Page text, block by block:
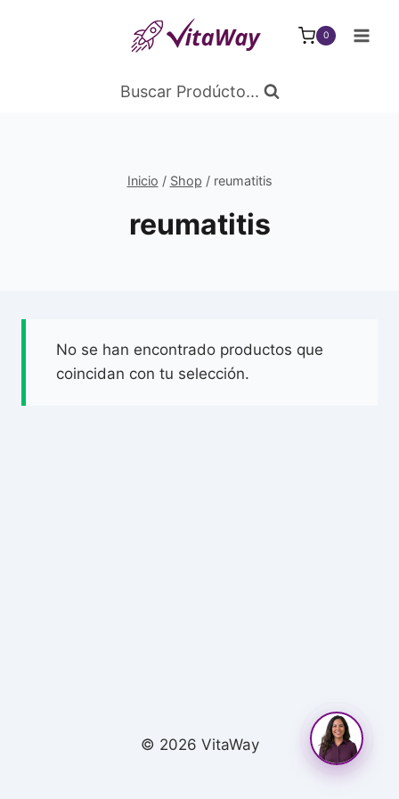
0
Buscar Prodúcto...
Inicio / Shop / reumatitis
reumatitis
No se han encontrado productos que
coincidan con tu selección.
© 2026 VitaWay